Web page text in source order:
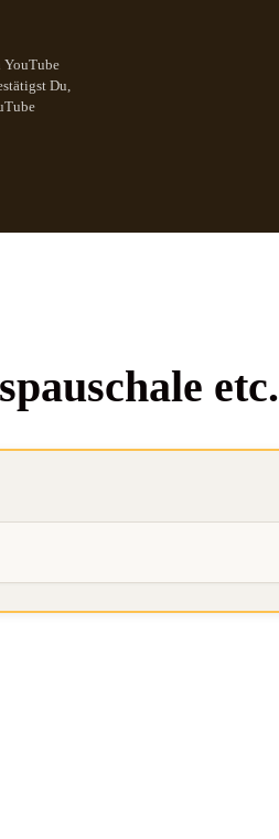
YouTube
Du,
etc.